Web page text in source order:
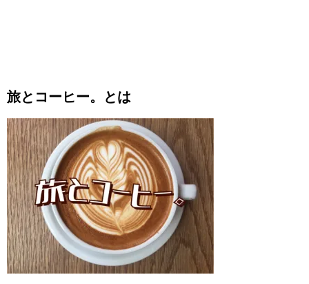
旅とコーヒー。とは